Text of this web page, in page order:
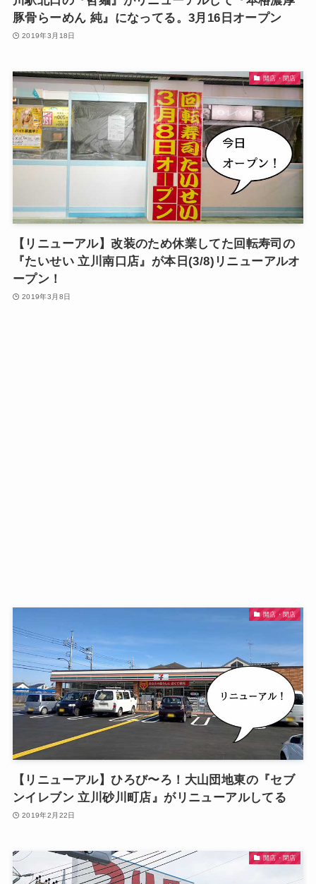
豚骨らーめん 純』になってる。3月16日オープン
2019年3月18日
開店・閉店
【リニューアル】改装のため休業してた回転寿司の
『たいせい 立川南口店』が本日(3/8)リニューアルオ
ープン！
2019年3月8日
開店・閉店
【リニューアル】ひろび〜ろ！大山団地東の『セブ
ンイレブン 立川砂川町店』がリニューアルしてる
2019年2月22日
開店・閉店